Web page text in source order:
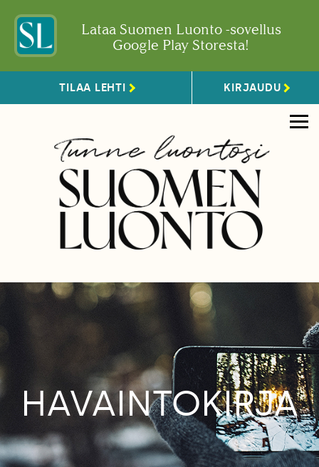
Lataa Suomen Luonto -sovellus
Google Play Storesta!
TILAA LEHTI KIRJAUDU
HAVAINTOKIRJA